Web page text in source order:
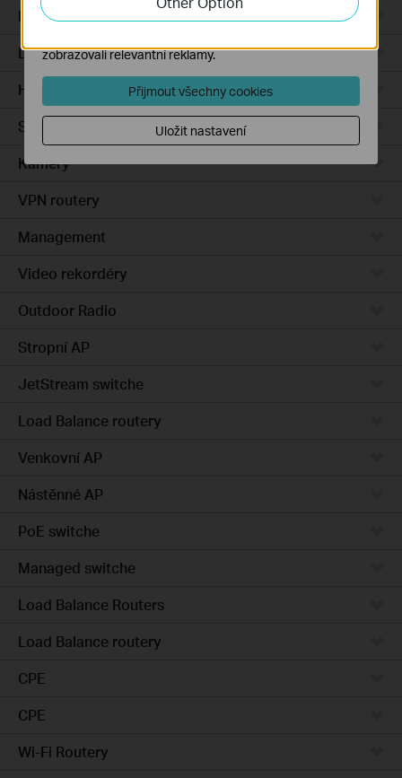
Integrated Gateways
DSL Gateways
Hardware
Software
Kamery
VPN routery
Management
Video rekordéry
Outdoor Radio
Stropní AP
JetStream switche
Load Balance routery
Venkovní AP
Nástěnné AP
PoE switche
Managed switche
Load Balance Routers
Load Balance routery
CPE
CPE
Wi-Fi Routery
Marketingové soubory cookie mohou prostřednictvím
zobrazovali relevantní reklamy.
Přijmout všechny cookies
Uložit nastavení